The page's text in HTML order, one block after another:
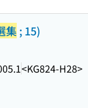
集 ; 15)
<KG824-H28>